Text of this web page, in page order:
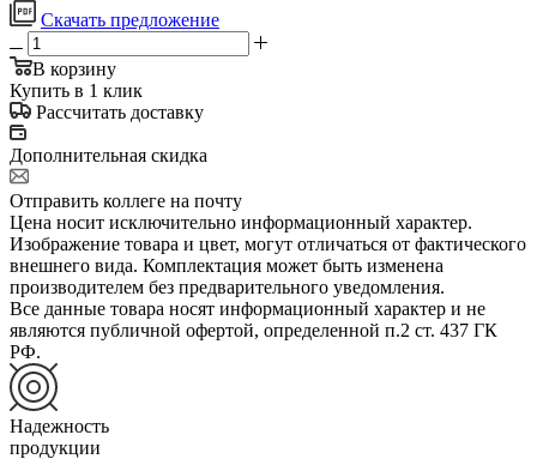
Скачать предложение
В корзину
Купить в 1 клик
Рассчитать доставку
Дополнительная скидка
Отправить коллеге на почту
Цена носит исключительно информационный характер.
Изображение товара и цвет, могут отличаться от фактического
внешнего вида. Комплектация может быть изменена
производителем без предварительного уведомления.
Все данные товара носят информационный характер и не
являются публичной офертой, определенной п.2 ст. 437 ГК
РФ.
Надежность
продукции